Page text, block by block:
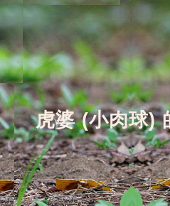
虎婆 (小肉球)